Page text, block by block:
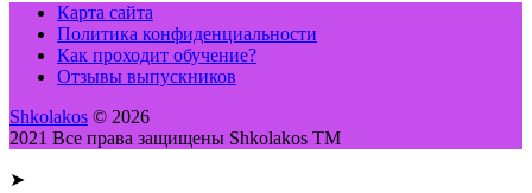
Карта сайта
Политика конфиденциальности
Как проходит обучение?
Отзывы выпускников
Shkolakos © 2026
2021 Все права защищены Shkolakos TM
➤